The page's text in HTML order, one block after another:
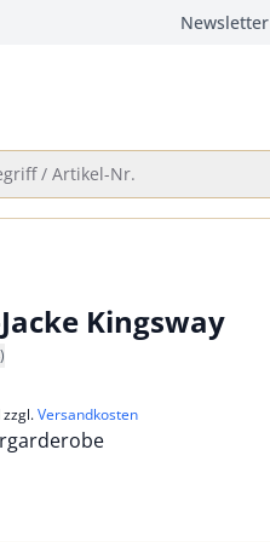
Newsletter
/ Artikel-Nr.
Kingsway
zzgl.Versandkosten